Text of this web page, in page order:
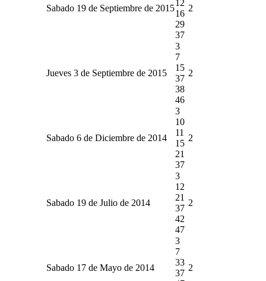
Sabado 19 de Septiembre de 2015
12
16
29
37
2
Jueves 3 de Septiembre de 2015
3
7
15
37
38
46
2
Sabado 6 de Diciembre de 2014
3
10
11
15
21
37
2
Sabado 19 de Julio de 2014
3
12
21
37
42
47
2
Sabado 17 de Mayo de 2014
3
7
33
37
2